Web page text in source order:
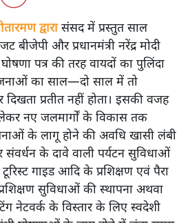
द्वारासंसद में प्रस्तुत साल
और प्रधानमंत्री नरेंद्र मोदी
पत्र की तरह वायदों का पुलिंदा
का साल—दो साल में तो
प्रतीत नहीं होता। इसकी वजह
नए जलमार्गों के विकास तक
के लागू होने की अवधि खासी लंबी
संवर्धन के दावे वाली पर्यटन सुविधाओं
गाइड आदि के प्रशिक्षण एवं पैरा
सुविधाओं की स्थापना अथवा
नेटवर्क के विस्तार के लिए स्वदेशी